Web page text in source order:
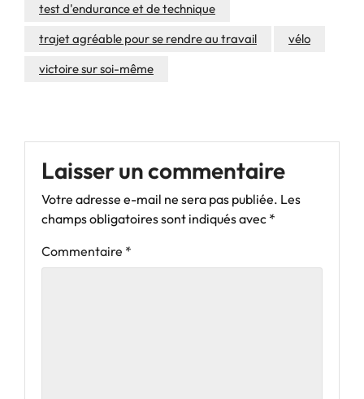
test d'endurance et de technique
trajet agréable pour se rendre au travail
vélo
victoire sur soi-même
Laisser un commentaire
Votre adresse e-mail ne sera pas publiée. Les
champs obligatoires sont indiqués avec *
Commentaire *